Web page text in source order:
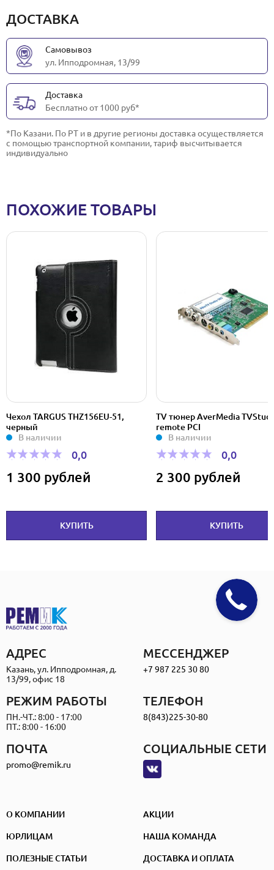
ДОСТАВКА
Самовывоз
ул. Ипподромная, 13/99
Доставка
Бесплатно от 1000 руб*
*По Казани. По РТ и в другие регионы доставка осуществляется
с помощью транспортной компании, тариф высчитывается
индивидуально
ПОХОЖИЕ ТОВАРЫ
Чехол TARGUS THZ156EU-51,
черный
В наличии
0,0
1 300 рублей
КУПИТЬ
TV тюнер AverMedia
remote PCI
В наличии
0,0
2 300 рублей
КУПИТЬ
АДРЕС
Казань, ул. Ипподромная, д.
13/99, офис 18
МЕССЕНДЖЕР
+7 987 225 30 80
ПОЧТА
promo@remik.ru
РЕЖИМ РАБОТЫ
ПН.-ЧТ.: 8:00 - 17:00
ПТ.: 8:00 - 16:00
ТЕЛЕФОН
8(843)225-30-80
СОЦИАЛЬНЫЕ СЕТИ
О КОМПАНИИ АКЦИИ
ЮРЛИЦАМ НАША КОМАНДА
ПОЛЕЗНЫЕ СТАТЬИ ДОСТАВКА И ОПЛАТА